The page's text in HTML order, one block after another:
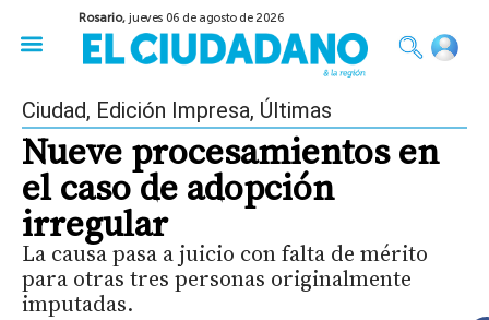
Rosario,jueves 06 de agosto de 2026
Ciudad, Edición Impresa, Últimas
Nueve procesamientos en
el caso de adopción
irregular
La causa pasa a juicio con falta de mérito
para otras tres personas originalmente
imputadas.